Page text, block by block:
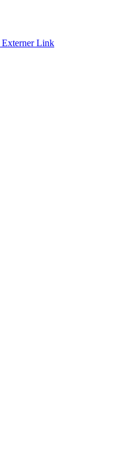
Externer Link